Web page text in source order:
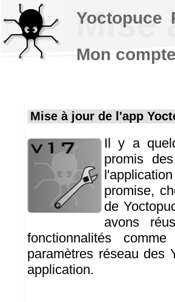
Mise
Mise à jour de l'app
Il y a
promis
promise,
de
avons
fonctionnalités
paramètres réseau des
application.
Yoctopuce
Mon compte